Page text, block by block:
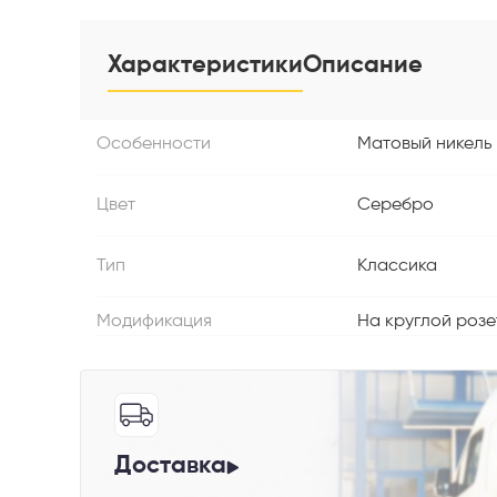
ХарактеристикиОписание
Особенности Матовый никель
Цвет Серебро
Тип Классика
Модификация На круглой
Доставка Я